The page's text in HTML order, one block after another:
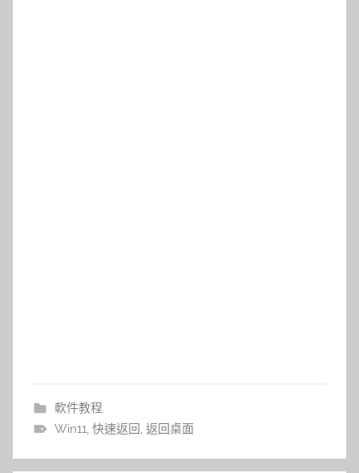
軟件教程
Win11, 快速返回, 返回桌面